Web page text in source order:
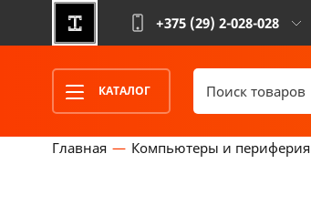
+375 (29) 2-028-028
КАТАЛОГ
Главная Компьютеры и периферия